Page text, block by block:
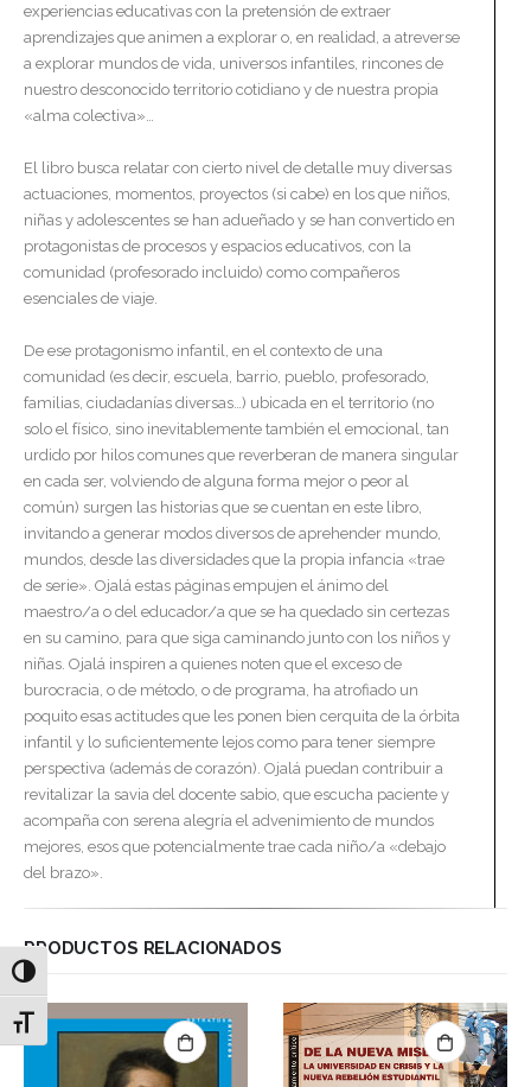
Alternar alto contraste
Alternar tamaño de letra
experiencias educativas con la pretensión de extraer
aprendizajes que animen a explorar o, en realidad, a atreverse
a explorar mundos de vida, universos infantiles, rincones de
nuestro desconocido territorio cotidiano y de nuestra propia
«alma colectiva»…
El libro busca relatar con cierto nivel de detalle muy diversas
actuaciones, momentos, proyectos (si cabe) en los que niños,
niñas y adolescentes se han adueñado y se han convertido en
protagonistas de procesos y espacios educativos, con la
comunidad (profesorado incluido) como compañeros
esenciales de viaje.
De ese protagonismo infantil, en el contexto de una
comunidad (es decir, escuela, barrio, pueblo, profesorado,
familias, ciudadanías diversas…) ubicada en el territorio (no
solo el físico, sino inevitablemente también el emocional, tan
urdido por hilos comunes que reverberan de manera singular
en cada ser, volviendo de alguna forma mejor o peor al
común) surgen las historias que se cuentan en este libro,
invitando a generar modos diversos de aprehender mundo,
mundos, desde las diversidades que la propia infancia «trae
de serie». Ojalá estas páginas empujen el ánimo del
maestro/a o del educador/a que se ha quedado sin certezas
en su camino, para que siga caminando junto con los niños y
niñas. Ojalá inspiren a quienes noten que el exceso de
burocracia, o de método, o de programa, ha atrofiado un
poquito esas actitudes que les ponen bien cerquita de la órbita
infantil y lo suficientemente lejos como para tener siempre
perspectiva (además de corazón). Ojalá puedan contribuir a
revitalizar la savia del docente sabio, que escucha paciente y
acompaña con serena alegría el advenimiento de mundos
mejores, esos que potencialmente trae cada niño/a «debajo
del brazo».
PRODUCTOS RELACIONADOS